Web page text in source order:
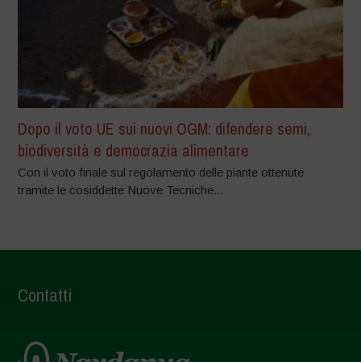
Dopo il voto UE sui nuovi OGM: difendere semi,
biodiversità e democrazia alimentare
Con il voto finale sul regolamento delle piante ottenute
tramite le cosiddette Nuove Tecniche...
Contatti